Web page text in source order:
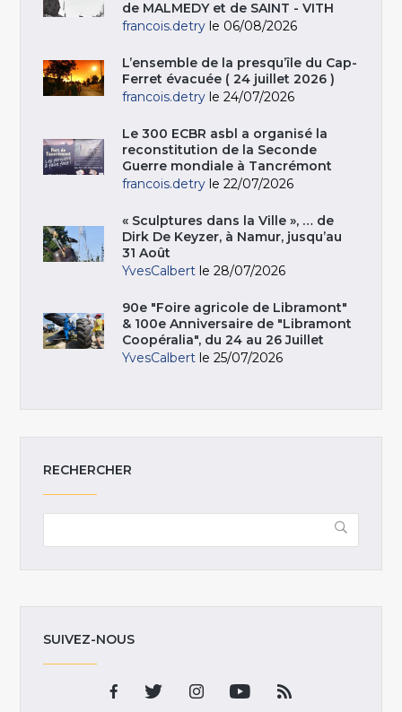
de MALMEDY et de SAINT - VITH
francois.detry le 06/08/2026
L’ensemble de la presqu’île du Cap-
Ferret évacuée ( 24 juillet 2026 )
francois.detry le 24/07/2026
Le 300 ECBR asbl a organisé la
reconstitution de la Seconde
Guerre mondiale à Tancrémont
francois.detry le 22/07/2026
« Sculptures dans la Ville », … de
Dirk De Keyzer, à Namur, jusqu’au
31 Août
YvesCalbert le 28/07/2026
90e "Foire agricole de Libramont"
& 100e Anniversaire de "Libramont
Coopéralia", du 24 au 26 Juillet
YvesCalbert le 25/07/2026
RECHERCHER
SUIVEZ-NOUS